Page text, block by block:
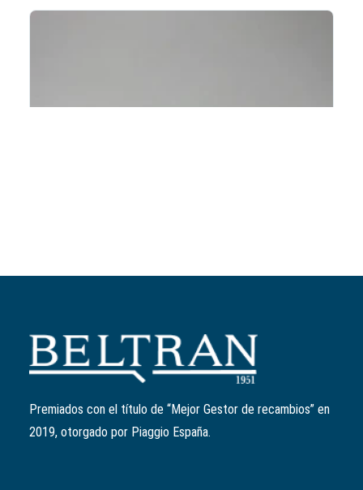
Junta tórica cilindro
B017342
1,17
original
era:
actual
Premiados con el título de “Mejor Gestor de recambios” en
2019, otorgado por Piaggio España.